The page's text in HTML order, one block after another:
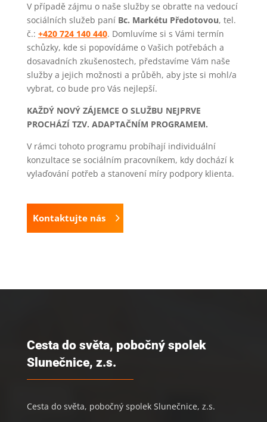
V případě zájmu o naše služby se obraťte na vedoucí
sociálních služeb paní Bc. Markétu Předotovou, tel.
č.: +420 724 140 440. Domluvíme si s Vámi termín
schůzky, kde si popovídáme o Vašich potřebách a
dosavadních zkušenostech, představíme Vám naše
služby a jejich možnosti a průběh, aby jste si mohl/a
vybrat, co bude pro Vás nejlepší.
KAŽDÝ NOVÝ ZÁJEMCE O SLUŽBU NEJPRVE
PROCHÁZÍ TZV. ADAPTAČNÍM PROGRAMEM.
V rámci tohoto programu probíhají individuální
konzultace se sociálním pracovníkem, kdy dochází k
vylaďování potřeb a stanovení míry podpory klienta.
Kontaktujte nás
Cesta do světa, pobočný spolek
Slunečnice, z.s.
Cesta do světa, pobočný spolek Slunečnice, z.s.